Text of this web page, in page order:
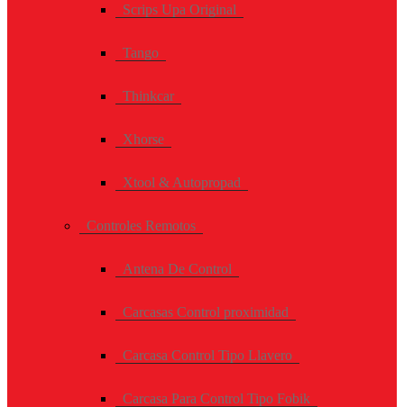
Scrips Upa Original
Tango
Thinkcar
Xhorse
Xtool & Autopropad
Controles Remotos
Antena De Control
Carcasas Control proximidad
Carcasa Control Tipo Llavero
Carcasa Para Control Tipo Fobik